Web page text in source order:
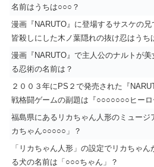
名前はうちは○○○？
漫画『NARUTO』に登場するサスケの兄
皆殺しにした木ノ葉隠れの抜け忍はうち
漫画『NARUTO』で主人公のナルトが美
る忍術の名前は？
２００３年にPS２で発売された『
戦格闘ゲームの副題は『○○○○○○○ヒーロ
福島県にあるリカちゃん人形のミュージ
カちゃん○○○○○」？
「リカちゃん人形」の設定でリカちゃん
る犬の名前は「○○○ちゃん」？